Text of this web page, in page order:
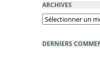
ARCHIVES
Archives
DERNIERS